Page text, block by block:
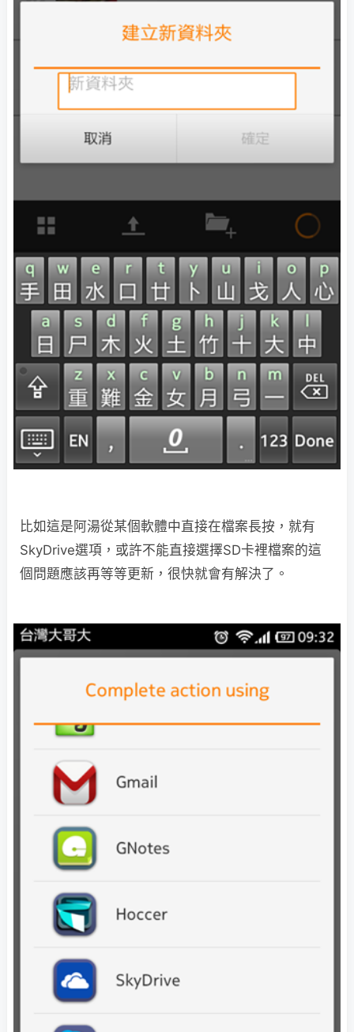
比如這是阿湯從某個軟體中直接在檔案長按，就有
SkyDrive選項，或許不能直接選擇SD卡裡檔案的這
個問題應該再等等更新，很快就會有解決了。